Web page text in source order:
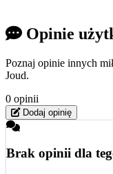
Opinie
Poznaj opinie innych
Joud.
0 opinii
Dodaj opinię
Brak opinii dla